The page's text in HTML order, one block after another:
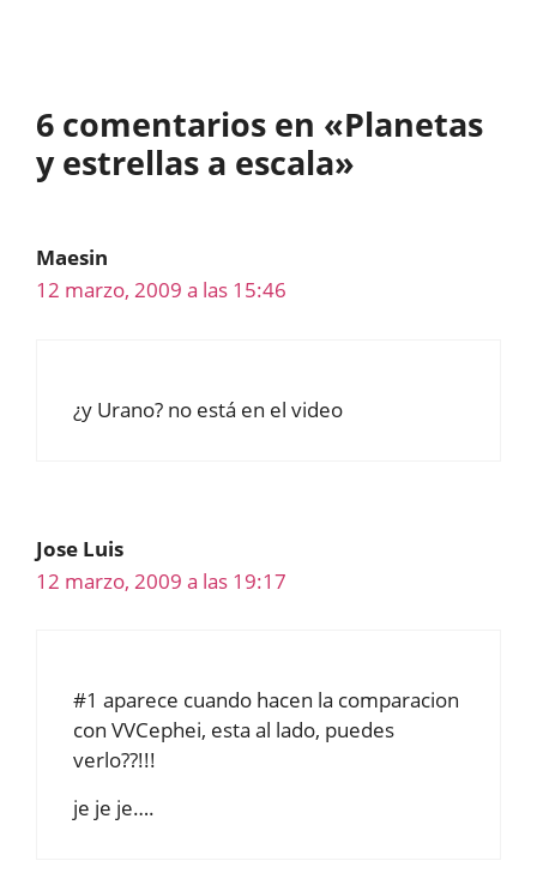
6 comentarios en «Planetas
y estrellas a escala»
Maesin
12 marzo, 2009 a las 15:46
¿y Urano? no está en el video
Jose Luis
12 marzo, 2009 a las 19:17
#1 aparece cuando hacen la comparacion
con VVCephei, esta al lado, puedes
verlo??!!!
je je je….